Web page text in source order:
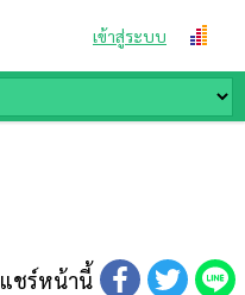
เข้าสู่ระบบ
แชร์หน้านี้